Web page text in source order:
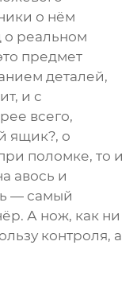
о нём
о реальном
предмет
деталей,
и с
всего,
ящик?, о
поломке, то и
авось и
— самый
А нож, как ни
контроля, а